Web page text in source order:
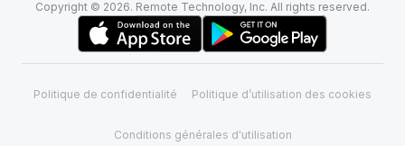
Copyright © 2026. Remote Technology, Inc. All rights reserved.
Politique de confidentialité Politique d’utilisation des cookies
Conditions générales d'utilisation